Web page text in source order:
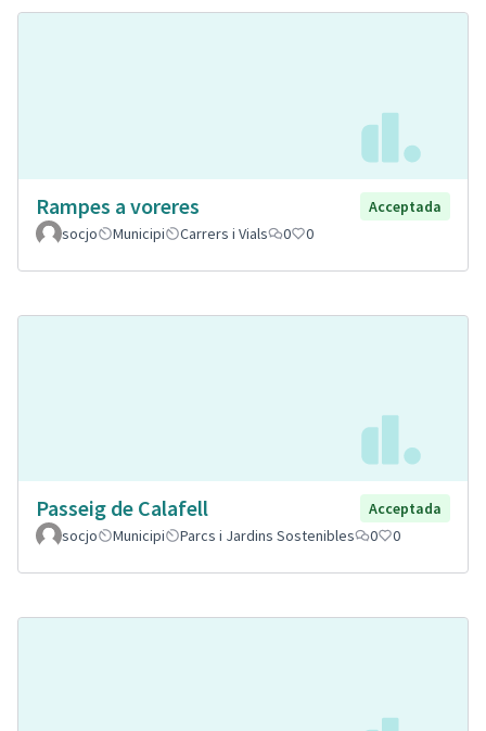
Rampes a voreres
Acceptada
socjo
Municipi Carrers i Vials 0 0
Passeig de Calafell
Acceptada
socjo
Municipi Parcs i Jardins Sostenibles 0 0